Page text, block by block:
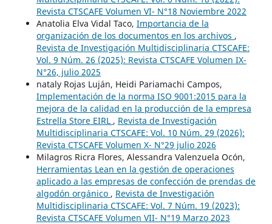
Revista CTSCAFE Volumen VI- N°18 Noviembre 2022
Anatolia Elva Vidal Taco, Importancia de la
organización de los documentos en los archivos ,
Revista de Investigación Multidisciplinaria CTSCAFE:
Vol. 9 Núm. 26 (2025): Revista CTSCAFE Volumen IX-
N°26, julio 2025
nataly Rojas Luján, Heidi Pariamachi Campos,
Implementación de la norma ISO 9001:2015 para la
mejora de la calidad en la producción de la empresa
Estrella Store EIRL , Revista de Investigación
Multidisciplinaria CTSCAFE: Vol. 10 Núm. 29 (2026):
Revista CTSCAFE Volumen X- N°29 julio 2026
Milagros Ricra Flores, Alessandra Valenzuela Ocón,
Herramientas Lean en la gestión de operaciones
aplicado a las empresas de confección de prendas de
algodón orgánico , Revista de Investigación
Multidisciplinaria CTSCAFE: Vol. 7 Núm. 19 (2023):
Revista CTSCAFE Volumen VII- N°19 Marzo 2023